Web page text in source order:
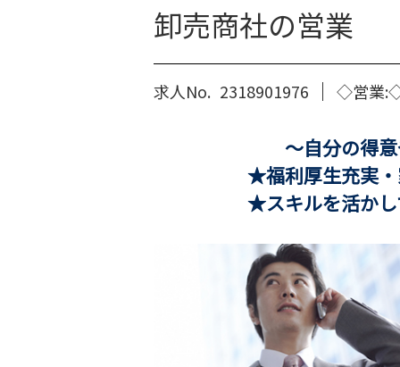
卸売商社の営業
求人No. 2318901976 ◇営業
～自分の得意や好き
★福利厚生充実・家賃
★スキルを活かして